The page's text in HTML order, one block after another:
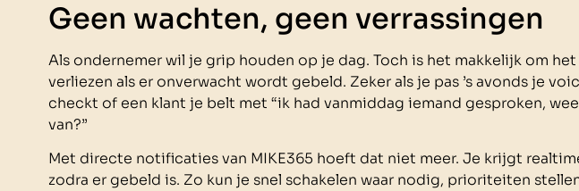
Geen wachten, geen verrassingen
Als ondernemer wil je grip houden op je dag. Toch is het makkelijk om
verliezen als er onverwacht wordt gebeld. Zeker als je pas ’s avonds je
checkt of een klant je belt met “ik had vanmiddag iemand gesproken,
van?”
Met directe notificaties van MIKE365 hoeft dat niet meer. Je krijgt
zodra er gebeld is. Zo kun je snel schakelen waar nodig, prioriteiten